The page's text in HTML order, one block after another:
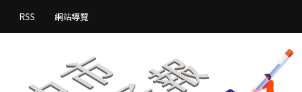
RSS 網站導覽